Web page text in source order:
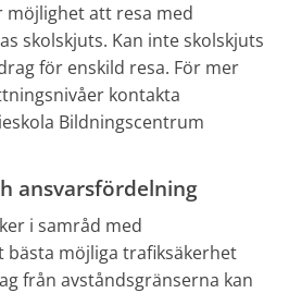
möjlighet att resa med
skolskjuts. Kan inte skolskjuts
för enskild resa. För mer
kontakta
Bildningscentrum
ansvarsfördelning
i samråd med
möjliga trafiksäkerhet
från avståndsgränserna kan